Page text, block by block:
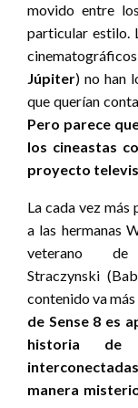
movido entre
particular estilo.
cinematográficos
Júpiter) no han
que querían
Pero parece
los cineastas
proyecto
La cada vez más
a las hermanas
veterano
Straczynski
contenido va
de Sense 8 es
historia de
manera